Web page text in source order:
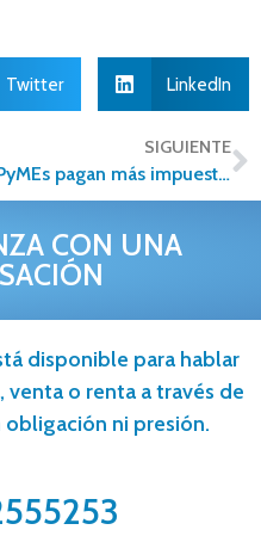
Twitter LinkedIn
SIGUIENTE
PyMEs pagan más impuestos por desconocimiento
CON UNA
disponible para hablar
o renta a través de
ni presión.